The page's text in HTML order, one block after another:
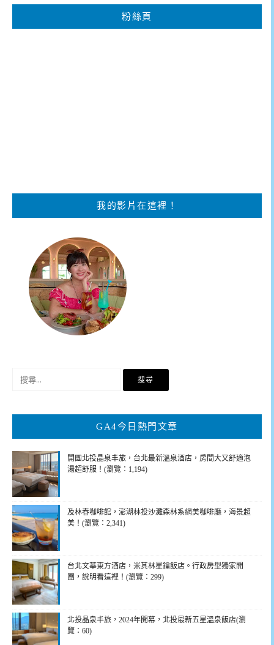
粉絲頁
我的影片在這裡！
鍵
GA4今日熱門文章
開團北投晶泉丰旅，台北最新溫泉酒店，房間大又舒適泡
湯超舒服！(瀏覽：1,194)
及林春咖啡館，澎湖林投沙灘森林系網美咖啡廳，海景超
美！(瀏覽：2,341)
台北文華東方酒店，米其林星鑰飯店。行政房型獨家開
團，說明看這裡！(瀏覽：299)
北投晶泉丰旅，2024年開幕，北投最新五星溫泉飯店(瀏
覽：60)